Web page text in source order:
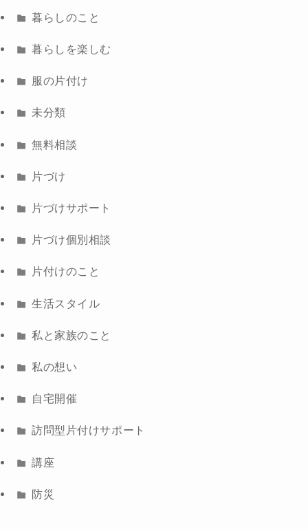
暮らしのこと
暮らしを楽しむ
服の片付け
未分類
無料相談
片づけ
片づけサポート
片づけ個別相談
片付けのこと
生活スタイル
私と家族のこと
私の想い
自宅開催
訪問型片付けサポート
講座
防災